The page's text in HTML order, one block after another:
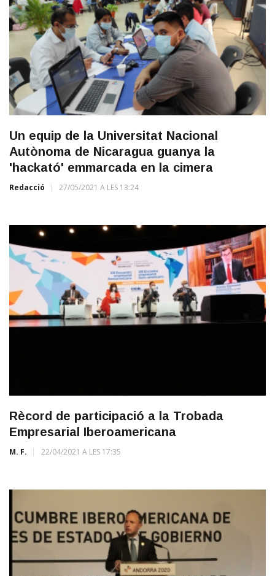
Un equip de la Universitat Nacional
Autònoma de Nicaragua guanya la
'hackató' emmarcada en la cimera
Redacció 27/05/2021 A LES 13:24
Rècord de participació a la Trobada
Empresarial Iberoamericana
M. F. 22/04/2021 A LES 17:35